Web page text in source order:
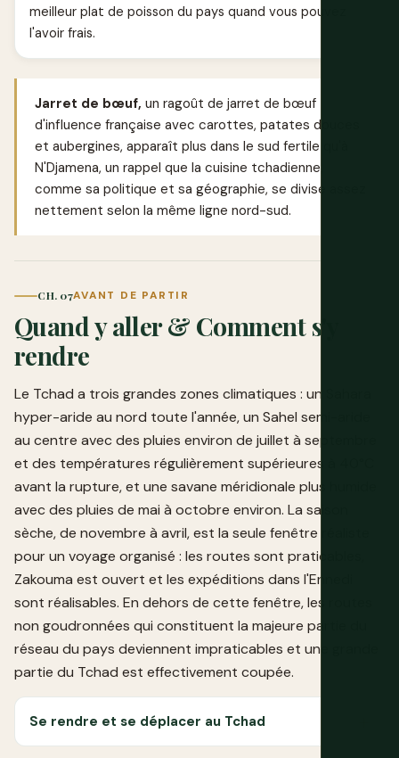
meilleur plat de poisson du pays quand vous pouvez
l'avoir frais.
Jarret de bœuf, un ragoût de jarret de bœuf
d'influence française avec carottes, patates douces
et aubergines, apparaît plus dans le sud fertile qu'à
N'Djamena, un rappel que la cuisine tchadienne,
comme sa politique et sa géographie, se divise assez
nettement selon la même ligne nord-sud.
CH. 07AVANT DE PARTIR
Quand y aller & Comment s'y
rendre
Le Tchad a trois grandes zones climatiques : un Sahara
hyper-aride au nord toute l'année, un Sahel semi-aride
au centre avec des pluies environ de juillet à septembre
et des températures régulièrement supérieures à 40°C
avant la rupture, et une savane méridionale plus humide
avec des pluies de mai à octobre environ. La saison
sèche, de novembre à avril, est la seule fenêtre réaliste
pour un voyage organisé : les routes sont praticables,
Zakouma est ouvert et les expéditions dans l'Ennedi
sont réalisables. En dehors de cette fenêtre, les routes
non goudronnées qui constituent la majeure partie du
réseau du pays deviennent impraticables et une grande
partie du Tchad est effectivement coupée.
Se rendre et se déplacer au Tchad